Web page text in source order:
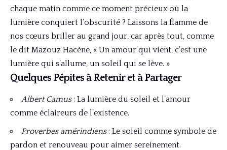
chaque matin comme ce moment précieux où la
lumière conquiert l’obscurité ? Laissons la flamme de
nos cœurs briller au grand jour, car après tout, comme
le dit Mazouz Hacène, « Un amour qui vient, c’est une
lumière qui s’allume, un soleil qui se lève. »
Quelques Pépites à Retenir et à Partager
Albert Camus: La lumière du soleil et l’amour
comme éclaireurs de l’existence.
Proverbes amérindiens: Le soleil comme symbole de
pardon et renouveau pour aimer sereinement.